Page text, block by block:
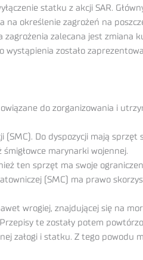
statku z akcji SAR.
określenie zagrożeń na
zalecana jest zmiana
zostało
do zorganizowania i
Do dyspozycji mają sprzęt
marynarki wojennej.
ten sprzęt ma swoje
(SMC) ma prawo
wrogiej, znajdującej się na
te zostały potem
załogi i statku. Z tego powodu